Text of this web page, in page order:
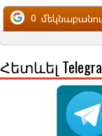
մեկնաբանություն
0
Հետևել